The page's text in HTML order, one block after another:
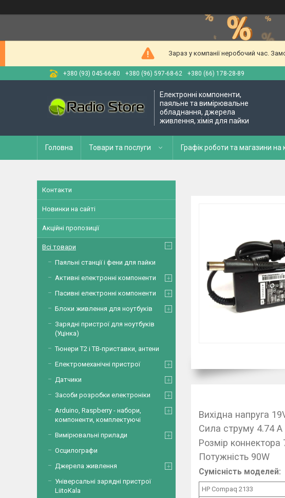
Зараз у компанії неробочий час.
+380 (93) 045-66-80 +380 (96) 597-68-62 +380 (66) 178-28-89
Електронні компоненти,
паяльне та вимірювальне
обладнання, джерела
живлення, хімія для пайки
Головна Товари та послуги Графік роботи та магазини на
Вихідна напруга
Сила струму 4.74 A
Розмір коннектора
Потужність 90W
Сумісність моделей:
HP Compaq 2133
Контакти
Новинки на сайті
Акційні пропозиції
Всі товари
Паяльні станції і фени для пайки
Активні електронні компоненти
Пасивні електронні компоненти
Блоки живлення для ноутбуків
Зарядні пристрої для ноутбуків
(Уцінка)
Тюнери Т2 і ТВ-приставки, антени
Електромеханічні пристрої
Датчики
Засоби розробки електроніки
Arduino, Raspberry - набори,
компоненти, комплектуючі
Вимірювальні прилади
Осцилографи
Джерела живлення
Універсальні зарядні пристрої
LiitoKala